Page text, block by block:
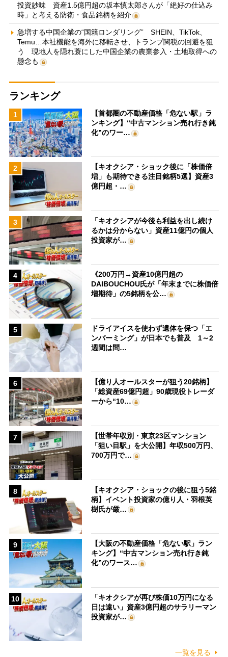
投資妙味 資産1.5億円超の坂本慎太郎さんが「絶好の仕込み
時」と考える防衛・食品銘柄を紹介
急増する中国企業の“国籍ロンダリング” SHEIN、TikTok、
Temu…本社機能を海外に移転させ、トランプ関税の回避を狙
う 現地人を隠れ蓑にした中国企業の農業参入・土地取得への
懸念も
ランキング
1
【首都圏の不動産価格「危ない駅」ラ
ンキング】“中古マンション売れ行き鈍
化”のワー…
2
【キオクシア・ショック後に「株価倍
増」も期待できる注目銘柄5選】資産3
億円超・…
3
「キオクシアが今後も利益を出し続け
るかは分からない」資産11億円の個人
投資家が…
4
《200万円→資産10億円超の
DAIBOUCHOU氏が「年末までに株価倍
増期待」の5銘柄を公…
5
ドライアイスを使わず遺体を保つ「エ
ンバーミング」が日本でも普及 1～2
週間は問…
6
【億り人オールスターが狙う20銘柄】
「総資産69億円超」90歳現役トレーダ
ーから“10…
7
【世帯年収別・東京23区マンション
「狙い目駅」を大公開】年収500万円、
700万円で…
8
【キオクシア・ショックの後に狙う5銘
柄】イベント投資家の億り人・羽根英
樹氏が厳…
9
【大阪の不動産価格「危ない駅」ラン
キング】“中古マンション売れ行き鈍
化”のワース…
10
「キオクシアが再び株価10万円になる
日は遠い」資産3億円超のサラリーマン
投資家が…
一覧を見る